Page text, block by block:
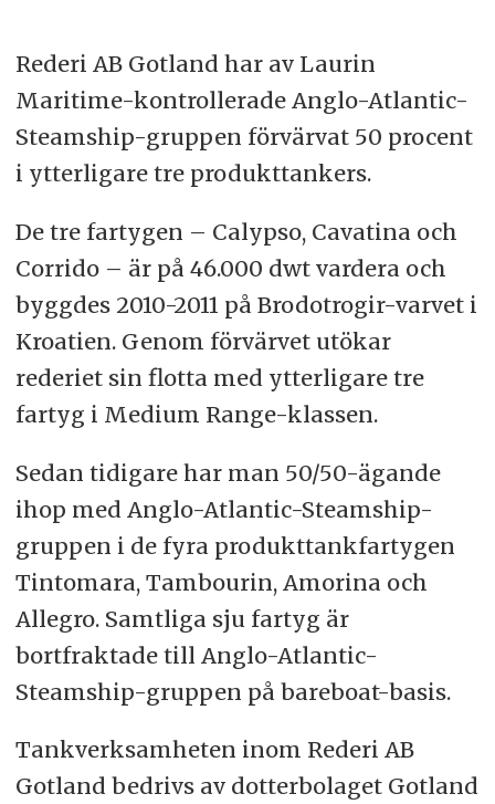
Rederi AB Gotland har av Laurin
Maritime-kontrollerade Anglo-Atlantic-
Steamship-gruppen förvärvat 50 procent
i ytterligare tre produkttankers.
De tre fartygen – Calypso, Cavatina och
Corrido – är på 46.000 dwt vardera och
byggdes 2010-2011 på Brodotrogir-varvet i
Kroatien. Genom förvärvet utökar
rederiet sin flotta med ytterligare tre
fartyg i Medium Range-klassen.
Sedan tidigare har man 50/50-ägande
ihop med Anglo-Atlantic-Steamship-
gruppen i de fyra produkttankfartygen
Tintomara, Tambourin, Amorina och
Allegro. Samtliga sju fartyg är
bortfraktade till Anglo-Atlantic-
Steamship-gruppen på bareboat-basis.
Tankverksamheten inom Rederi AB
Gotland bedrivs av dotterbolaget Gotland